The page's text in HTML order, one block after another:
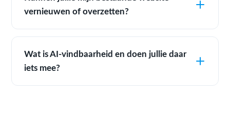
vernieuwen of overzetten?
Wat is AI-vindbaarheid en doen jullie daar
iets mee?